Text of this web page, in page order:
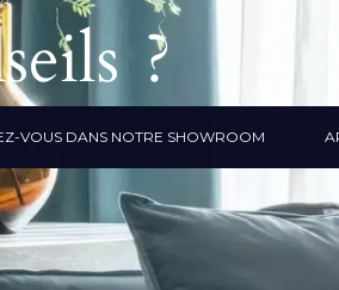
?
VOUS DANS NOTRE SHOWROOM